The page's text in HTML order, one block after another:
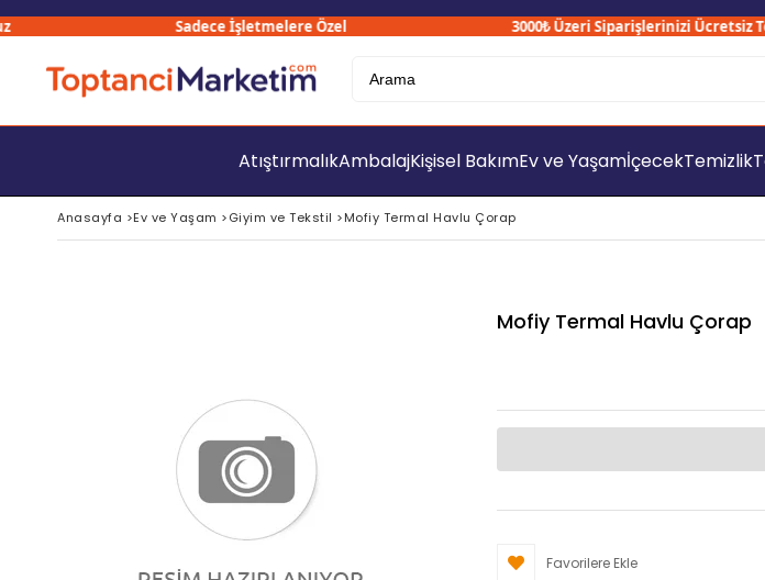
Sadece İşletmelere Özel 3000₺ Üzeri Siparişlerinizi Ücretsiz
AtıştırmalıkAmbalajKişisel BakımEv ve YaşamİçecekTemizlik
Anasayfa >Ev ve Yaşam >Giyim ve Tekstil >Mofiy Termal Havlu Çorap
Mofiy Termal Havlu Çorap
Favorilere Ekle